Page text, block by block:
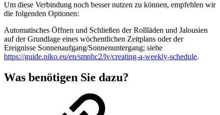
Um diese Verbindung noch besser nutzen zu können, empfehlen wir
die folgenden Optionen:
Automatisches Öffnen und Schließen der Rollläden und Jalousien
auf der Grundlage eines wöchentlichen Zeitplans oder der
Ereignisse Sonnenaufgang/Sonnenuntergang; siehe
https://guide.niko.eu/en/smnhc2/lv/creating-a-weekly-schedule.
Was benötigen Sie dazu?